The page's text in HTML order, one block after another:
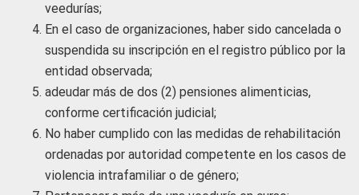
veedurías;
En el caso de organizaciones, haber sido cancelada o
suspendida su inscripción en el registro público por la
entidad observada;
adeudar más de dos (2) pensiones alimenticias,
conforme certificación judicial;
No haber cumplido con las medidas de rehabilitación
ordenadas por autoridad competente en los casos de
violencia intrafamiliar o de género;